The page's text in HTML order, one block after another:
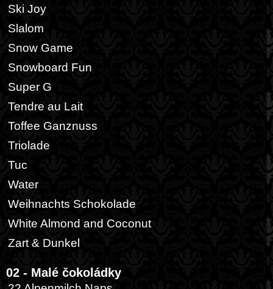
Ski Joy
Slalom
Snow Game
Snowboard Fun
Super G
Tendre au Lait
Toffee Ganznuss
Triolade
Tuc
Water
Weihnachts Schokolade
White Almond and Coconut
Zart & Dunkel
02 - Malé čokoládky